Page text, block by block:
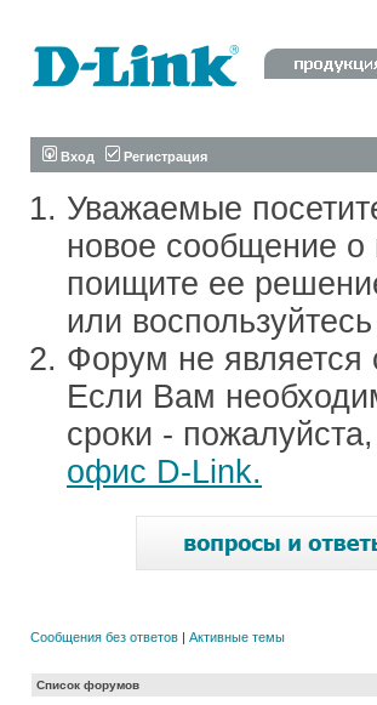
Вход Регистрация
Уважаемые
новое сообщение
поищите ее
или
Форум не является
Если Вам
сроки -
офис D-Link.
Сообщения без ответов | Активные темы
Список форумов